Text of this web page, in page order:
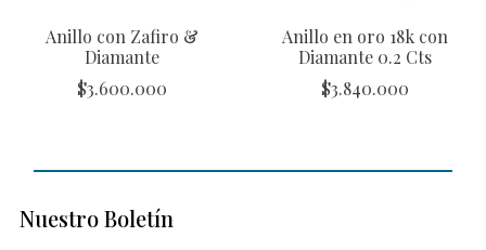
Anillo con Zafiro &
Diamante
$3.600.000
Anillo en oro 18k con
Diamante 0.2 Cts
$3.840.000
Nuestro Boletín